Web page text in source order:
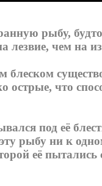
рыбу,
лезвие, чем на
острые, что
под её
рыбу ни к
её пытались